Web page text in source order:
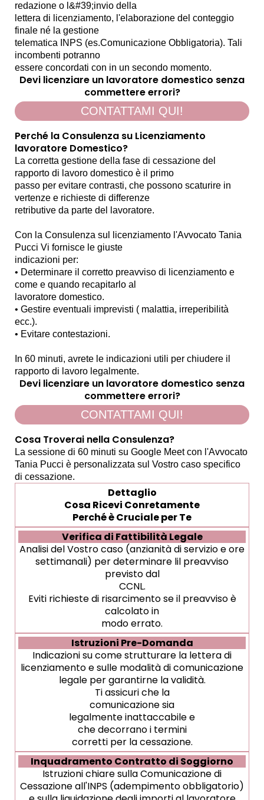
redazione o l&#39;invio della
lettera di licenziamento, l'elaborazione del conteggio
finale né la gestione
telematica INPS (es.Comunicazione Obbligatoria). Tali
incombenti potranno
essere concordati con in un secondo momento.
Devi licenziare un lavoratore domestico senza
commettere errori?
CONTATTAMI QUI!
Perché la Consulenza su Licenziamento
lavoratore Domestico?
La corretta gestione della fase di cessazione del
rapporto di lavoro domestico è il primo
passo per evitare contrasti, che possono scaturire in
vertenze e richieste di differenze
retributive da parte del lavoratore.
Con la Consulenza sul licenziamento l'Avvocato Tania
Pucci Vi fornisce le giuste
indicazioni per:
• Determinare il corretto preavviso di licenziamento e
come e quando recapitarlo al
lavoratore domestico.
• Gestire eventuali imprevisti ( malattia, irreperibilità
ecc.).
• Evitare contestazioni.
In 60 minuti, avrete le indicazioni utili per chiudere il
rapporto di lavoro legalmente.
Devi licenziare un lavoratore domestico senza
commettere errori?
CONTATTAMI QUI!
Cosa Troverai nella Consulenza?
La sessione di 60 minuti su Google Meet con l'Avvocato
Tania Pucci è personalizzata sul Vostro caso specifico
di cessazione.
Dettaglio
Cosa Ricevi Conretamente
Perché è Cruciale per Te
Verifica di Fattibilità Legale
Analisi del Vostro caso (anzianità di servizio e ore
settimanali) per determinare lil preavviso
previsto dal
CCNL.
Eviti richieste di risarcimento se il preavviso è
calcolato in
modo errato.
Istruzioni Pre-Domanda
Indicazioni su come strutturare la lettera di
licenziamento e sulle modalità di comunicazione
legale per garantirne la validità.
Ti assicuri che la
comunicazione sia
legalmente inattaccabile e
che decorrano i termini
corretti per la cessazione.
Inquadramento Contratto di Soggiorno
Istruzioni chiare sulla Comunicazione di
Cessazione all'INPS (adempimento obbligatorio)